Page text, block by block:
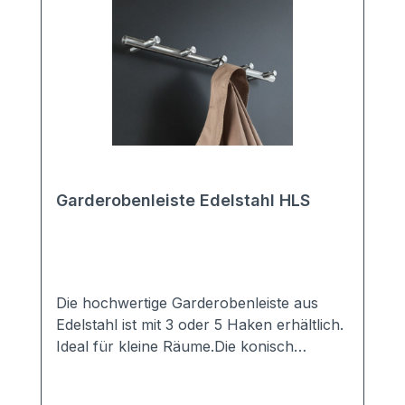
Garderobenleiste Edelstahl HLS
Die hochwertige Garderobenleiste aus
Edelstahl ist mit 3 oder 5 Haken erhältlich.
Ideal für kleine Räume.Die konisch